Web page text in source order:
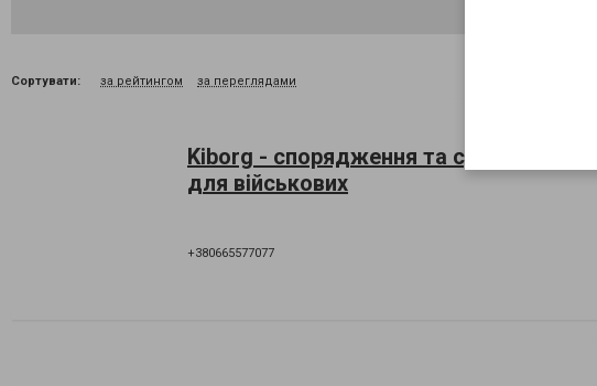
Сортувати: за рейтингом за переглядами
Kiborg - спорядження та супутні товари
для військових
+380665577077